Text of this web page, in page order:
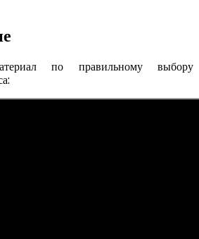
по правильному выбору